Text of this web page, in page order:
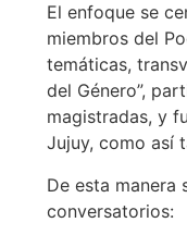
El enfoque se
miembros del
temáticas,
del Género”,
magistradas, y
Jujuy, como así
De esta manera
conversatorios: